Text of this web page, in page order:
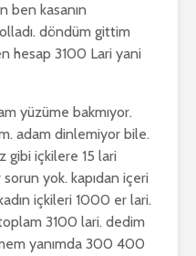
ben kasanın
döndüm gittim
hesap 3100 Lari yani
yüzüme bakmıyor.
adam dinlemiyor bile.
gibi içkilere 15 lari
yok. kapıdan içeri
içkileri 1000 er lari.
3100 lari. dedim
yanımda 300 400